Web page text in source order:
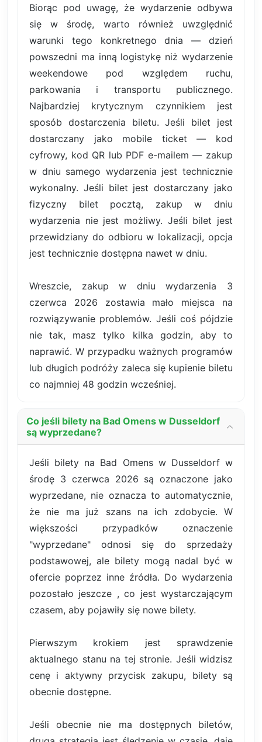
Biorąc pod uwagę, że wydarzenie odbywa
się w środę, warto również uwzględnić
warunki tego konkretnego dnia — dzień
powszedni ma inną logistykę niż wydarzenie
weekendowe pod względem ruchu,
parkowania i transportu publicznego.
Najbardziej krytycznym czynnikiem jest
sposób dostarczenia biletu. Jeśli bilet jest
dostarczany jako mobile ticket — kod
cyfrowy, kod QR lub PDF e-mailem — zakup
w dniu samego wydarzenia jest technicznie
wykonalny. Jeśli bilet jest dostarczany jako
fizyczny bilet pocztą, zakup w dniu
wydarzenia nie jest możliwy. Jeśli bilet jest
przewidziany do odbioru w lokalizacji, opcja
jest technicznie dostępna nawet w dniu.
Wreszcie, zakup w dniu wydarzenia 3
czerwca 2026 zostawia mało miejsca na
rozwiązywanie problemów. Jeśli coś pójdzie
nie tak, masz tylko kilka godzin, aby to
naprawić. W przypadku ważnych programów
lub długich podróży zaleca się kupienie biletu
co najmniej 48 godzin wcześniej.
Co jeśli bilety na Bad Omens w Dusseldorf
są wyprzedane?
Jeśli bilety na Bad Omens w Dusseldorf w
środę 3 czerwca 2026 są oznaczone jako
wyprzedane, nie oznacza to automatycznie,
że nie ma już szans na ich zdobycie. W
większości przypadków oznaczenie
"wyprzedane" odnosi się do sprzedaży
podstawowej, ale bilety mogą nadal być w
ofercie poprzez inne źródła. Do wydarzenia
pozostało jeszcze , co jest wystarczającym
czasem, aby pojawiły się nowe bilety.
Pierwszym krokiem jest sprawdzenie
aktualnego stanu na tej stronie. Jeśli widzisz
cenę i aktywny przycisk zakupu, bilety są
obecnie dostępne.
Jeśli obecnie nie ma dostępnych biletów,